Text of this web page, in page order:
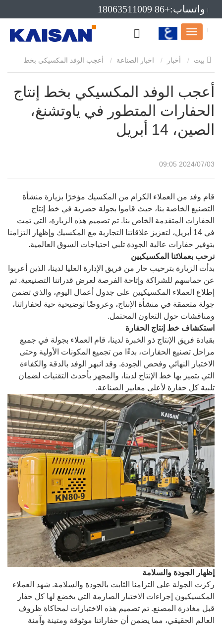
واتساب:+86 18063511009
بريد إلكتروني:info@kaisanmachinery.com
أخبار اخبار الصناعة أعجب الوفد المكسيكي بخط
إنتاج الحفارات المتطور في ياوتشنغ، الصين، 14 أبريل
أعجب الوفد المكسيكي بخط إنتاج
الحفارات المتطور في ياوتشنغ،
الصين، 14 أبريل
2024/07/03 09:05
قام وفد من العملاء الكرام من المكسيك مؤخرًا بزيارة منشأة
التصنيع الخاصة بنا، حيث قاموا بجولة حصرية في خط إنتاج
الحفارات المتقدمة الخاص بنا. تم تصميم هذه الزيارة، التي تمت
في 14 أبريل، لتعزيز علاقاتنا التجارية مع المكسيك وإظهار التزامنا
بتوفير حفارات عالية الجودة تلبي احتياجات السوق العالمية.
نرحب بعملائنا المكسيكيين
بدأت الزيارة بترحيب حار من فريق الإدارة العليا لدينا، الذين أعربوا
عن حماسهم للشراكة وإتاحة الفرصة لعرض قدراتنا التصنيعية. تم
إطلاع العملاء المكسيكيين على جدول أعمال اليوم، والذي تضمن
جولة متعمقة في منشأة الإنتاج، وعروضًا توضيحية حية لحفاراتنا،
ومناقشات حول التعاون المحتمل.
استكشاف خط إنتاج الحفارة
بقيادة فريق الإنتاج ذو الخبرة لدينا، قام العملاء بجولة في جميع
مراحل تصنيع الحفارات، بدءًا من تجميع المكونات الأولية وحتى
الاختبار النهائي وفحص الجودة. وقد انبهر الوفد بالدقة والكفاءة
التي يتميز بها خط الإنتاج لدينا، والمجهز بأحدث التقنيات لضمان
تلبية كل حفارة لأعلى معايير الصناعة.
إظهار الجودة والسلامة
ركزت الجولة على التزامنا الثابت بالجودة والسلامة. شهد العملاء
المكسيكيون إجراءات الاختبار الصارمة التي يخضع لها كل حفار
قبل مغادرة المصنع. تم تصميم هذه الاختبارات لمحاكاة ظروف
العالم الحقيقي، مما يضمن أن حفاراتنا موثوقة ومتينة وآمنة